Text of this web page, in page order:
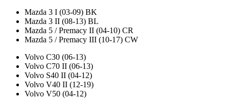
Mazda 3 I (03-09) BK
Mazda 3 II (08-13) BL
Mazda 5 / Premacy II (04-10) CR
Mazda 5 / Premacy III (10-17) CW
Volvo C30 (06-13)
Volvo C70 II (06-13)
Volvo S40 II (04-12)
Volvo V40 II (12-19)
Volvo V50 (04-12)